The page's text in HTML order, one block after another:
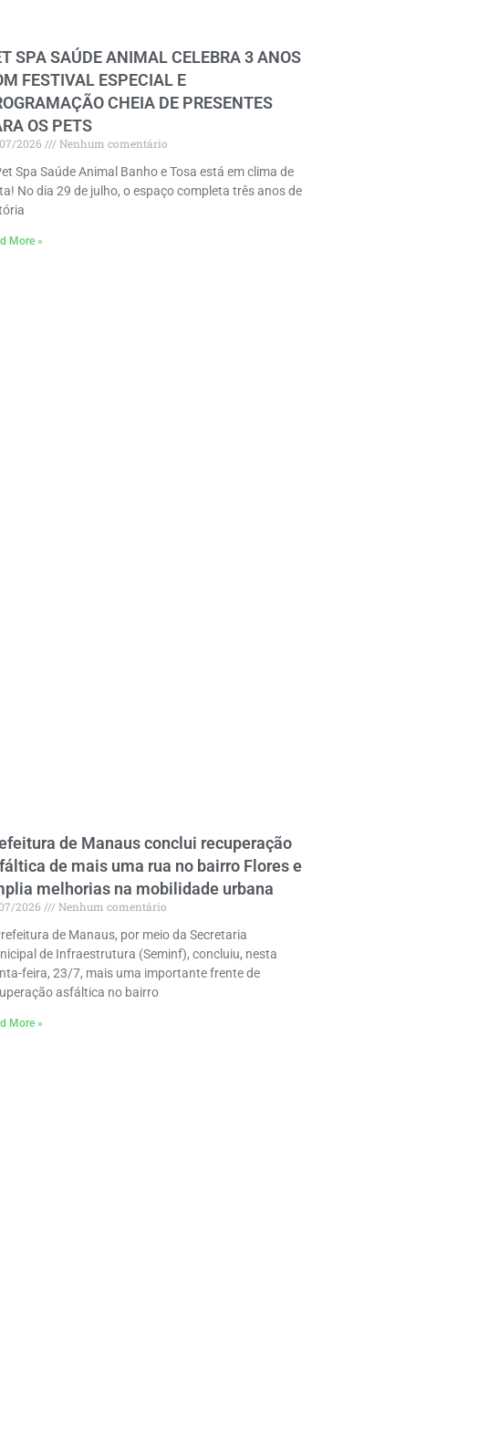
SPA SAÚDE ANIMAL CELEBRA 3 ANOS
FESTIVAL ESPECIAL E
CHEIA DE PRESENTES
OS PETS
2026
Nenhum comentário
Spa Saúde Animal Banho e Tosa está em clima de
No dia 29 de julho, o espaço completa três anos de
More »
de Manaus conclui recuperação
de mais uma rua no bairro Flores e
melhorias na mobilidade urbana
2026
Nenhum comentário
de Manaus, por meio da Secretaria
de Infraestrutura (Seminf), concluiu, nesta
feira, 23/7, mais uma importante frente de
asfáltica no bairro
More »